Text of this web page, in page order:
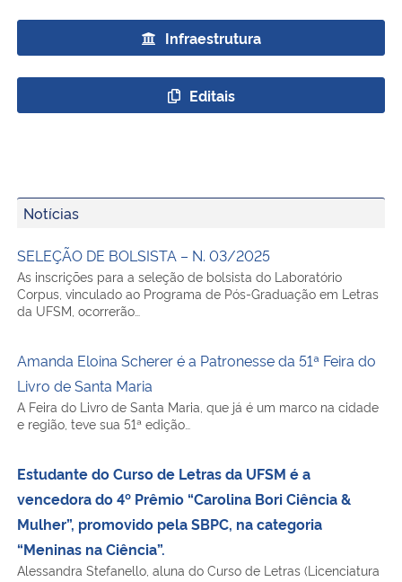
Gabinete de Segurança Institucional
Advocacia-Geral da União
Infraestrutura
Editais
Notícias
SELEÇÃO DE BOLSISTA – N. 03/2025
As inscrições para a seleção de bolsista do Laboratório
Corpus, vinculado ao Programa de Pós-Graduação em Letras
da UFSM, ocorrerão…
Amanda Eloina Scherer é a Patronesse da 51ª Feira do
Livro de Santa Maria
A Feira do Livro de Santa Maria, que já é um marco na cidade
e região, teve sua 51ª edição…
Estudante do Curso de Letras da UFSM é a
vencedora do 4º Prêmio “Carolina Bori Ciência &
Mulher”, promovido pela SBPC, na categoria
“Meninas na Ciência”.
Alessandra Stefanello, aluna do Curso de Letras (Licenciatura